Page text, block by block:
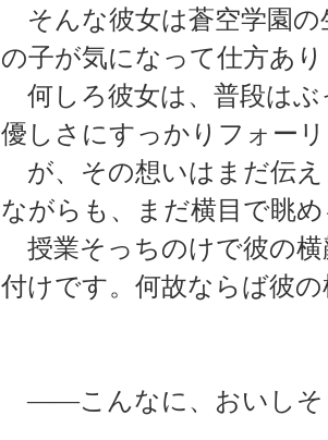
そんな彼女は蒼空学園の
の子が気になって仕方あ
何しろ彼女は、普段はぶ
優しさにすっかりフォー
が、その想いはまだ伝
ながらも、まだ横目で眺
授業そっちのけで彼の横
付けです。何故ならば彼
――こんなに、おいしそ